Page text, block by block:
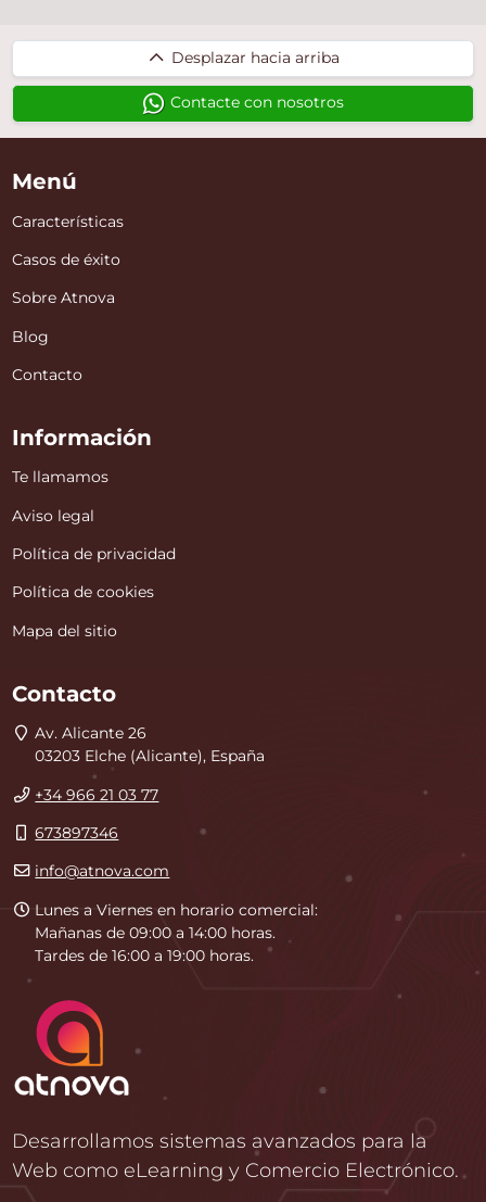
Desplazar
hacia
arriba
Desplazar hacia arriba
Contacte con nosotros
Menú
Características
Casos de éxito
Sobre Atnova
Blog
Contacto
Información
Te llamamos
Aviso legal
Política de privacidad
Política de cookies
Mapa del sitio
Contacto
Dirección
Av. Alicante 26
03203 Elche (Alicante), España
Teléfono
+34 966 21 03 77
Móvil
673897346
E-info@atnova.com
Horario
de
atención
Lunes a Viernes en horario comercial:
Mañanas de 09:00 a 14:00 horas.
Tardes de 16:00 a 19:00 horas.
Desarrollamos sistemas avanzados para la
Web como eLearning y Comercio Electrónico.